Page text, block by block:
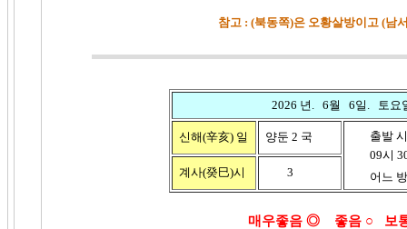
참고 : (북동쪽)은 오황살방이고 (남
2026 년. 6월 6일. 토요
신해(辛亥) 일 양둔 2 국
출발 시
09시 30
어느 방
계사(癸巳)시 3
매우좋음 ◎ 좋음 ○ 보